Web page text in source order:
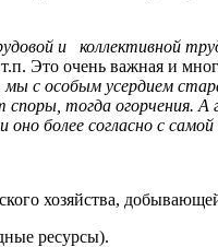
и коллективной
Это очень важная и
с особым усердием
тогда огорчения.
оно более согласно с самой
хозяйства,
ресурсы).